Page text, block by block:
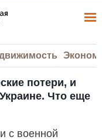
потери, и
Что еще
с военной